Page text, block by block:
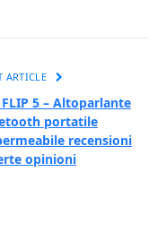
ARTICLE
FLIP 5 – Altoparlante
portatile
recensioni
opinioni